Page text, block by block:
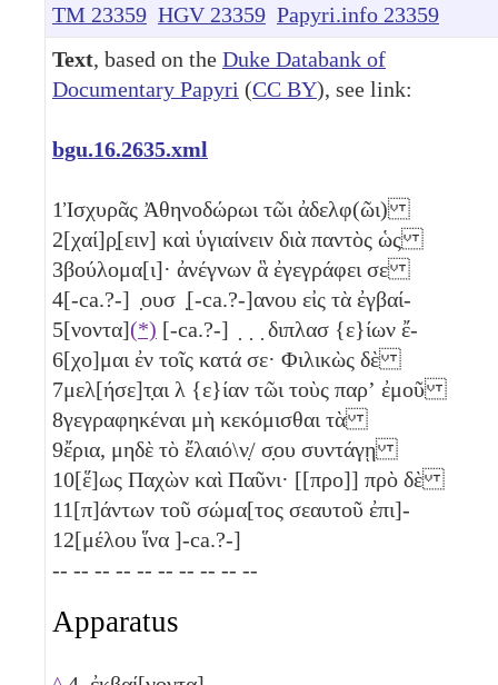
TM 23359 HGV 23359 Papyri.info 23359
Text, based on the Duke Databank of
Documentary Papyri (CC BY), see link:
bgu.16.2635.xml
1Ἰσχυρᾶς Ἀθηνοδώρωι τῶι ἀδελφ(ῶι)
2[χαί]ρ̣[ειν] καὶ ὑγιαίνειν διὰ παντὸς ὡς
3βούλομα[ι]· ἀνέγνων ἃ ἐγεγράφει σε
4[-ca.?-] ̣ουσ ̣[-ca.?-]ανου εἰς τὰ ἐγβαί-
5[νοντα](*) [-ca.?-] ̣ ̣ ̣ διπλασ {ε}ίων ἔ-
6[χο]μαι ἐν τοῖς κατά σε· Φιλικὼς δὲ
7μελ[ήσε]τ̣αι λ {ε}ίαν τῶι τοὺς παρʼ ἐμοῦ
8γεγραφηκέναι μὴ κεκόμισθαι τὰ
9ἔρια, μηδὲ τὸ ἔλαιό\ν̣/ σ̣ου συντάγῃ
10[ἕ]ως Παχὼν καὶ Παῦνι· [[προ]] πρὸ δὲ
11[π]άντων τοῦ σώμα[τος σεαυτοῦ ἐπι]-
12[μέλου ἵνα ]-ca.?-]
-- -- -- -- -- -- -- -- -- --
Apparatus